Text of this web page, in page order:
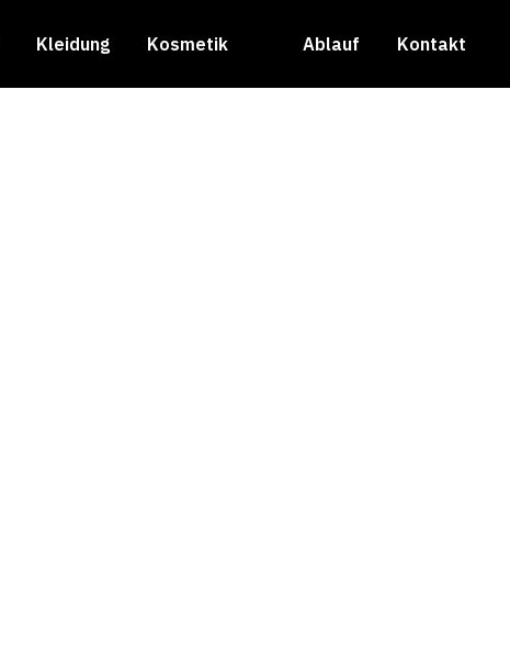
Kleidung Kosmetik Ablauf Kontakt